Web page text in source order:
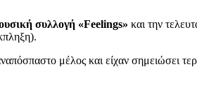
συλλογή «Feelings» και την
μέλος και είχαν σημειώσει